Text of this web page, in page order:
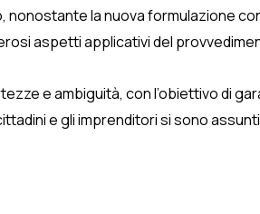
nonostante la nuova formulazione
aspetti applicativi del
e ambiguità, con l’obiettivo di
e gli imprenditori si sono assunti